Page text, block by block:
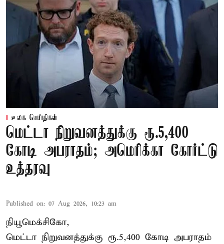
உலக செய்திகள்
மெட்டா நிறுவனத்துக்கு ரூ.5,400
கோடி அபராதம்; அமெரிக்கா கோர்ட்டு
உத்தரவு
Published on: 07 Aug 2026, 10:23 am
நியூமெக்சிகோ,
மெட்டா நிறுவனத்துக்கு ரூ.5,400 கோடி அபராதம்